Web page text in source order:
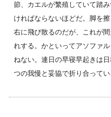
節、カエルが繁殖していて踏
ければならないほどだ。脚を
右に飛び散るのだが、これが
れする。かといってアソファ
ねない。連日の早寝早起きは
つの我慢と妥協で折り合ってい